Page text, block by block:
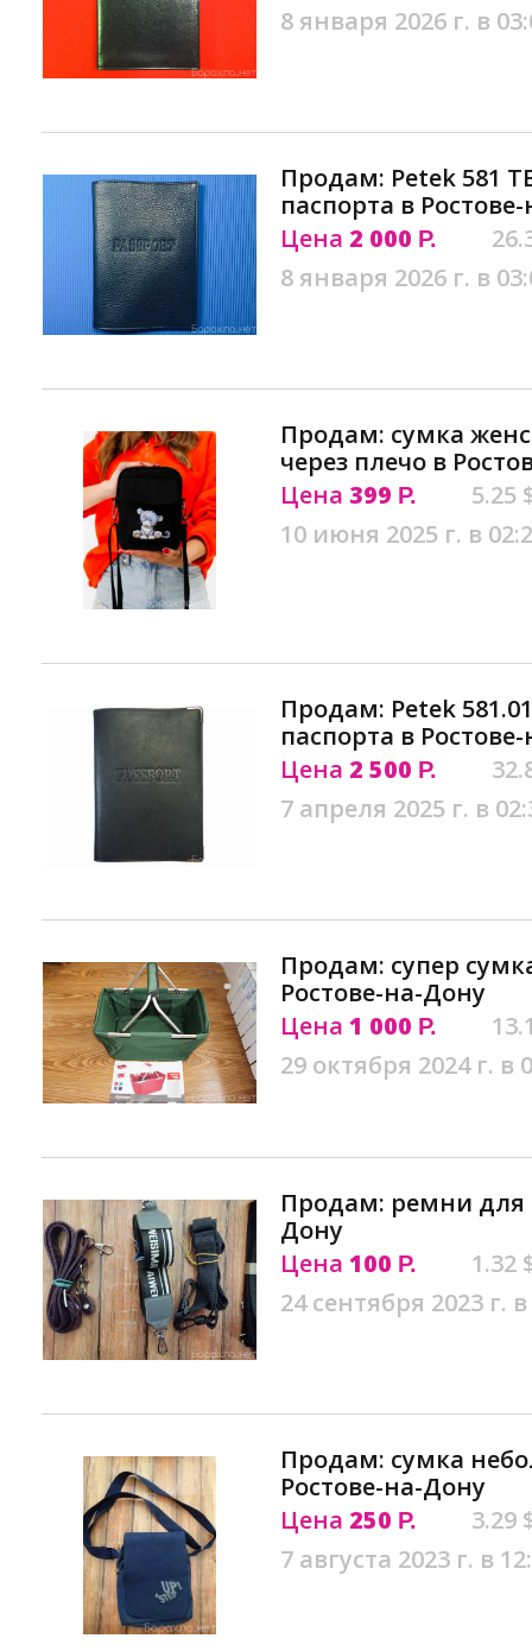
8 января 2026 г. в
Продам: Petek 581
паспорта в
Цена 2 000 Р.
8 января 2026 г. в
Продам: сумка
через плечо в
Цена 399 Р.
5.25
10 июня 2025 г. в
Продам: Petek
паспорта в
Цена 2 500 Р.
7 апреля 2025 г. в
Продам: супер
Ростове-на-Дону
Цена 1 000 Р.
29 октября 2024 г. в
Продам: ремни для
Дону
Цена 100 Р.
1.32
24 сентября 2023 г.
Продам: сумка
Ростове-на-Дону
Цена 250 Р.
3.29
7 августа 2023 г. в